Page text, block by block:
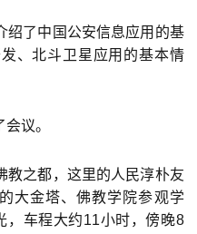
绍了中国公安信息应用的基
、北斗卫星应用的基本情
议。
教之都，这里的人民淳朴友
大金塔、佛教学院参观学
，车程大约11小时，傍晚8